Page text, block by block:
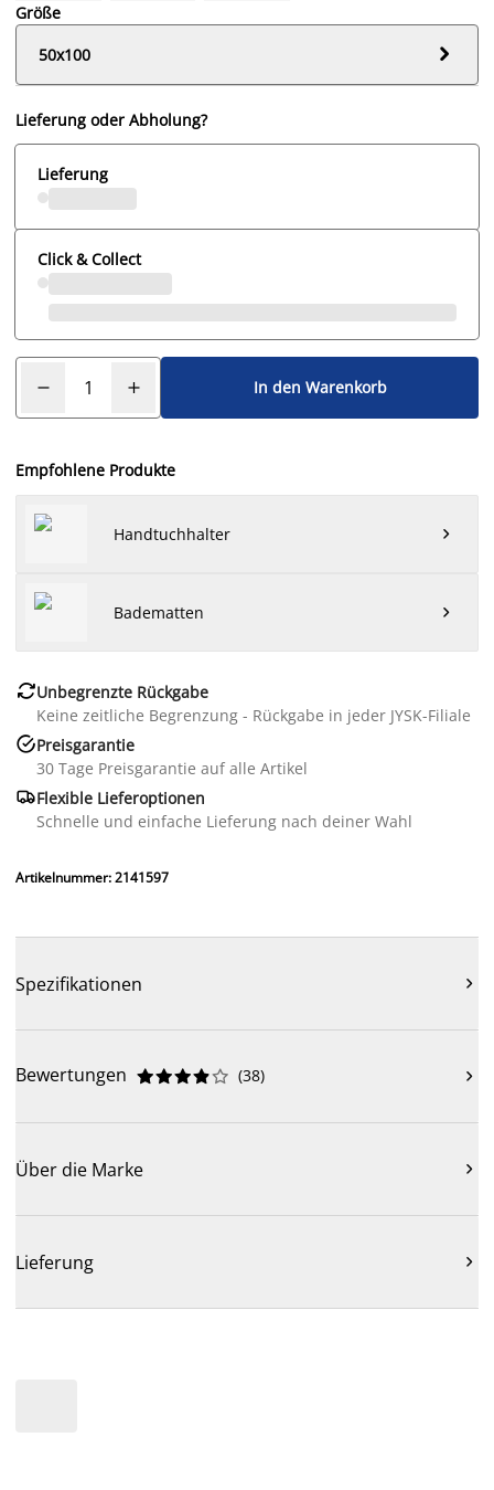
Größe
50x100

Lieferung oder Abholung?
Lieferung
Click & Collect
In den Warenkorb
Empfohlene Produkte
Handtuchhalter 
Badematten 
Unbegrenzte Rückgabe
Keine zeitliche Begrenzung - Rückgabe in jeder JYSK-Filiale
Preisgarantie
30 Tage Preisgarantie auf alle Artikel
Flexible Lieferoptionen
Schnelle und einfache Lieferung nach deiner Wahl
Artikelnummer: 2141597
Spezifikationen 
Bewertungen 




 (38) 
Über die Marke 
Lieferung 